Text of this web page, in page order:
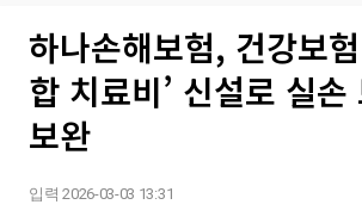
하나손해보험, 건강보
합 치료비’ 신설로 실손
보완
입력 2026-03-03 13:31